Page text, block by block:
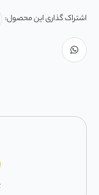
اشتراک گذاری این محصول: